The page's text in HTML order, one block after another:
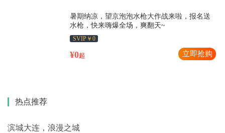
暑期纳凉，望京泡泡水枪大作战来啦，报名送
水枪，快来嗨爆全场，爽翻天~
SVIP￥0
¥0起 立即抢购
热点推荐
滨城大连，浪漫之城